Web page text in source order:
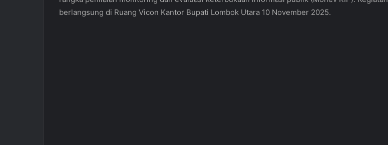
berlangsung di Ruang Vicon Kantor Bupati Lombok Utara 10 November 2025.